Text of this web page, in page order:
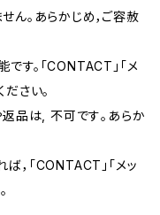
ん。あらかじめ，ご容赦
す。「CONTACT」「メ
さい。
品は, 不可です｡あらか
，「CONTACT」「メッ